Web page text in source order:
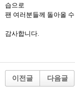
습으로
팬 여러분들께 돌아올
감사합니다.
이전글 다음글